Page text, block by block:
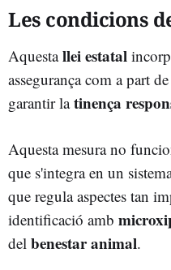
Les condicions
Aquestallei estatal
assegurança com a part
garantir latinença
Aquesta mesura no
que s'integra en un
que regula aspectes tan
identificació amb
del benestar animal.